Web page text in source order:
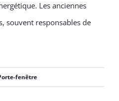
Les anciennes
souvent responsables de
fenêtre